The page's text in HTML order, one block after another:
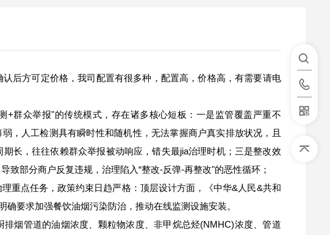
后方可定价格，我司配置有很多种，配置高，价格高，有需要请电
+群众举报"的传统模式，存在诸多核心短板：一是监管覆盖严重不
，人工检测具有瞬时性和随机性，无法掌握商户真实排放状况，且
长，往往依赖群众举报被动响应，错失最jia治理时机；三是整改效
部分商户反复违规，治理陷入“整改-反弹-再整改"的恶性循环；
重点任务，政策约束日趋严格：顶层设计方面，《中华&人民&共和
要求加强餐饮油烟污染防治，推动在线监测设施安装。
排烟管道的油烟浓度、颗粒物浓度、非甲烷总烃(NMHC)浓度、管道